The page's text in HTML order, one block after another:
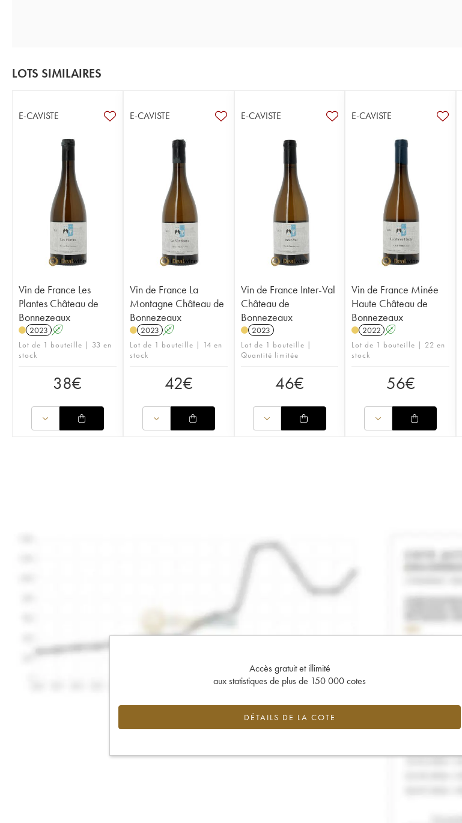
LOTS SIMILAIRES
E-CAVISTE
Vin de France Les
Plantes Château de
Bonnezeaux
2023 A
Lot de 1 bouteille | 33 en
stock
38€
E-CAVISTE
Vin de France La
Montagne Château de
Bonnezeaux
2023 A
Lot de 1 bouteille | 14 en
stock
42€
E-CAVISTE
Vin de France Inter-Val
Château de
Bonnezeaux
2023
Lot de 1 bouteille |
Quantité limitée
46€
E-CAVISTE
Vin de France Minée
Haute Château de
Bonnezeaux
2022 A
Lot de 1 bouteille | 22 en
stock
56€
Accès gratuit et illimité
aux statistiques de plus de 150 000 cotes
DÉTAILS DE LA COTE